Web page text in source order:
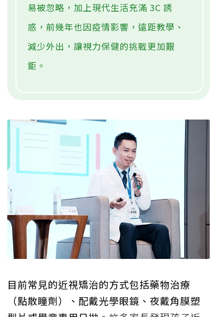
易被忽略，加上現代生活充滿 3C 誘
惑，前幾年也因疫情影響，遠距教學、
減少外出，讓視力保健的挑戰更加艱
鉅。
目前常見的近視矯治的方式包括藥物治療
（點散瞳劑）、配戴光學眼鏡、夜戴角膜塑